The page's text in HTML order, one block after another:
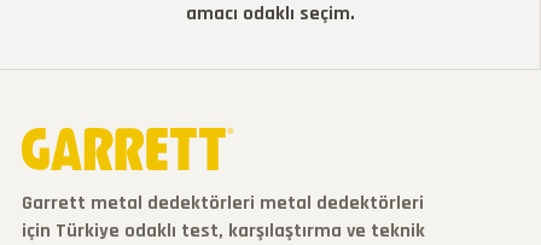
amacı odaklı seçim.
Garrett metal dedektörleri metal dedektörleri
için Türkiye odaklı test, karşılaştırma ve teknik